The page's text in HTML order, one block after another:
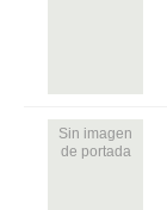
Sin imagen
de portada